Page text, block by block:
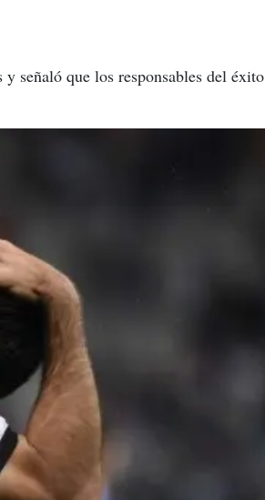
señaló que los responsables del éxito